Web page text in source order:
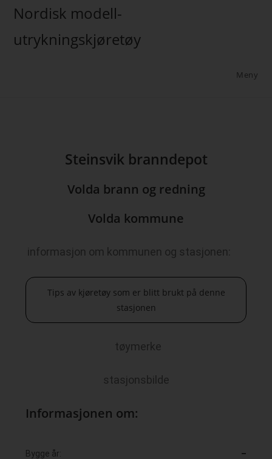
Nordisk modell-
utrykningskjøretøy
Meny
Steinsvik branndepot
Volda brann og redning
Volda kommune
informasjon om kommunen og stasjonen:
Tips av kjøretøy som er blitt brukt på denne
stasjonen
tøymerke
stasjonsbilde
Informasjonen om:
Bygge år:
–